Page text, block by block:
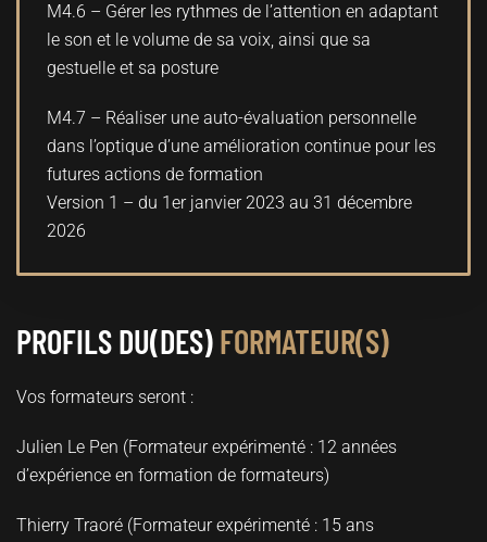
M4.6 – Gérer les rythmes de l’attention en adaptant
le son et le volume de sa voix, ainsi que sa
gestuelle et sa posture
M4.7 – Réaliser une auto-évaluation personnelle
dans l’optique d’une amélioration continue pour les
futures actions de formation
Version 1 – du 1er janvier 2023 au 31 décembre
2026
PROFILS DU(DES)FORMATEUR(S)
Vos formateurs seront :
Julien Le Pen (Formateur expérimenté : 12 années
d’expérience en formation de formateurs)
Thierry Traoré (Formateur expérimenté : 15 ans